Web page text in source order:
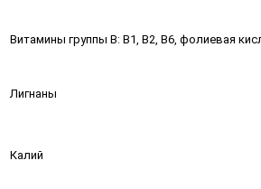
Витамины группы В: В1, В2, В6, фолиевая
Лигнаны
Калий